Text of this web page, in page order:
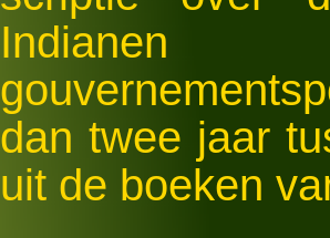
Indianen
dan twee jaar
uit de boeken